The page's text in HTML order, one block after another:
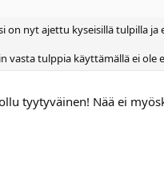
on nyt ajettu kyseisillä tulpilla
vasta tulppia käyttämällä ei
tyytyväinen! Nää ei